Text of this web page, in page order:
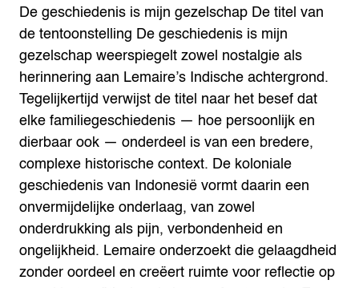
De geschiedenis is mijn gezelschap De titel van
de tentoonstelling De geschiedenis is mijn
gezelschap weerspiegelt zowel nostalgie als
herinnering aan Lemaire’s Indische achtergrond.
Tegelijkertijd verwijst de titel naar het besef dat
elke familiegeschiedenis — hoe persoonlijk en
dierbaar ook — onderdeel is van een bredere,
complexe historische context. De koloniale
geschiedenis van Indonesië vormt daarin een
onvermijdelijke onderlaag, van zowel
onderdrukking als pijn, verbondenheid en
ongelijkheid. Lemaire onderzoekt die gelaagdheid
zonder oordeel en creëert ruimte voor reflectie op